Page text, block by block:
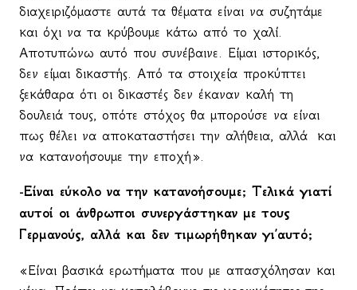
διαχειριζόμαστε αυτά τα θέματα είναι να συζητάμε
και όχι να τα κρύβουμε κάτω από το χαλί.
Αποτυπώνω αυτό που συνέβαινε. Είμαι ιστορικός,
δεν είμαι δικαστής. Από τα στοιχεία προκύπτει
ξεκάθαρα ότι οι δικαστές δεν έκαναν καλή τη
δουλειά τους, οπότε στόχος θα μπορούσε να είναι
πως θέλει να αποκαταστήσει την αλήθεια, αλλά
και
να κατανοήσουμε την εποχή».
-Είναι εύκολο να την κατανοήσουμε; Τελικά γιατί
αυτοί οι άνθρωποι συνεργάστηκαν με τους
Γερμανούς, αλλά και δεν τιμωρήθηκαν γι΄αυτό;
«Είναι βασικά ερωτήματα που με απασχόλησαν και